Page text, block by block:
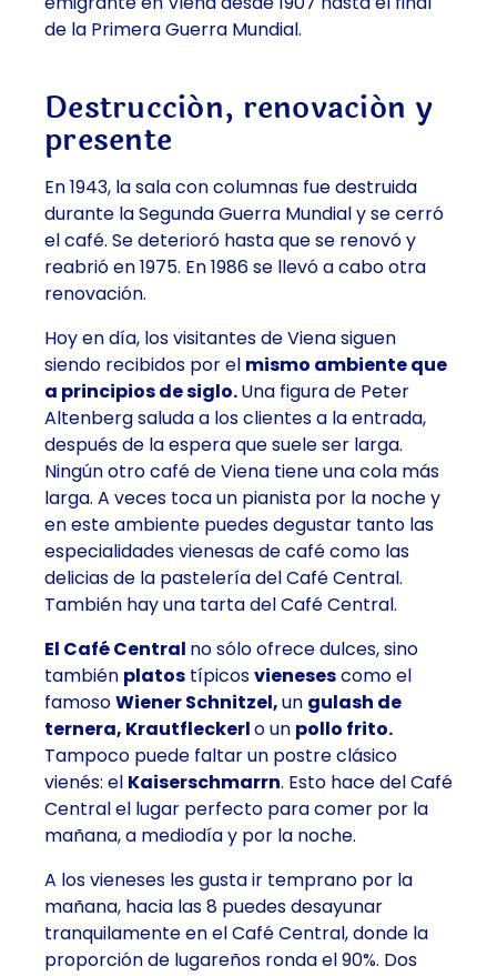
de la Primera Guerra Mundial.
Destrucción, renovación y
presente
En 1943, la sala con columnas fue destruida
durante la Segunda Guerra Mundial y se cerró
el café. Se deterioró hasta que se renovó y
reabrió en 1975. En 1986 se llevó a cabo otra
renovación.
Hoy en día, los visitantes de Viena siguen
siendo recibidos por el mismo ambiente que
a principios de siglo.Una figura de Peter
Altenberg saluda a los clientes a la entrada,
después de la espera que suele ser larga.
Ningún otro café de Viena tiene una cola más
larga. A veces toca un pianista por la noche y
en este ambiente puedes degustar tanto las
especialidades vienesas de cafécomo las
delicias de la pasteleríadelCaféCentral.
También hay una tarta del Café Central.
El Café Central no sólo ofrece dulces, sino
también platos típicosvienesescomo el
famosoWiener Schnitzel,un gulash de
ternera, Krautfleckerlo un pollo frito.
Tampoco puede faltar un postre clásico
vienés: el Kaiserschmarrn. Esto hace del Café
Central el lugar perfecto para comer por la
mañana, a mediodía y por la noche.
A los vieneses les gusta ir temprano por la
mañana, hacia las 8 puedes desayunar
tranquilamente en el Café Central, donde la
proporción de lugareños ronda el 90%. Dos